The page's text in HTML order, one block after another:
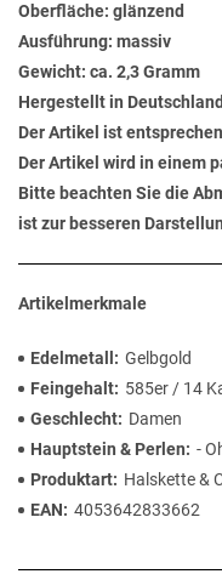
Oberfläche: glänzend
Ausführung: massiv
Gewicht: ca. 2,3 Gramm
Hergestellt in Deutschland
Der Artikel ist
Der Artikel wird in einem
Bitte beachten Sie die
ist zur besseren
Artikelmerkmale
Edelmetall
Gelbgold
Feingehalt
585er / 14
Geschlecht
Damen
Hauptstein & Perlen
-
Produktart
Halskette &
EAN
4053642833662